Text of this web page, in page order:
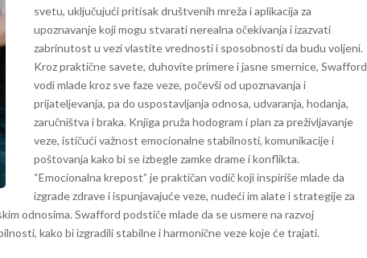
svetu, uključujući pritisak društvenih mreža i aplikacija za
upoznavanje koji mogu stvarati nerealna očekivanja i izazvati
zabrinutost u vezi vlastite vrednosti i sposobnosti da budu voljeni.
Kroz praktične savete, duhovite primere i jasne smernice, Swafford
vodi mlade kroz sve faze veze, počevši od upoznavanja i
prijateljevanja, pa do uspostavljanja odnosa, udvaranja, hodanja,
zaručništva i braka. Knjiga pruža hodogram i plan za preživljavanje
veze, ističući važnost emocionalne stabilnosti, komunikacije i
poštovanja kako bi se izbegle zamke drame i konflikta.
“Emocionalna krepost” je praktičan vodič koji inspiriše mlade da
izgrade zdrave i ispunjavajuće veze, nudeći im alate i strategije za
odnosima. Swafford podstiče mlade da se usmere na razvoj
kako bi izgradili stabilne i harmonične veze koje će trajati.